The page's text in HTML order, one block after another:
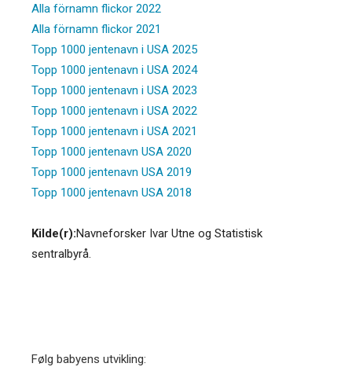
Alla förnamn flickor 2022
Alla förnamn flickor 2021
Topp 1000 jentenavn i USA 2025
Topp 1000 jentenavn i USA 2024
Topp 1000 jentenavn i USA 2023
Topp 1000 jentenavn i USA 2022
Topp 1000 jentenavn i USA 2021
Topp 1000 jentenavn USA 2020
Topp 1000 jentenavn USA 2019
Topp 1000 jentenavn USA 2018
Kilde(r):Navneforsker Ivar Utne og Statistisk
sentralbyrå.
Følg babyens utvikling: